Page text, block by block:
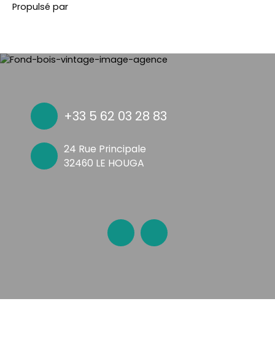
Propulsé par
+33 5 62 03 28 83
24 Rue Principale
32460 LE HOUGA